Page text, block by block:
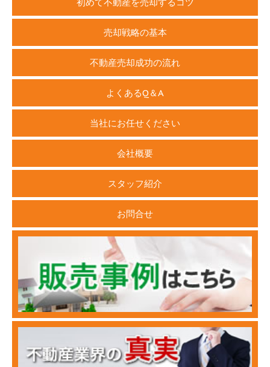
初めて不動産を売却するコツ
売却戦略の基本
不動産売却成功の流れ
よくあるQ＆A
当社にお任せください
会社概要
スタッフ紹介
お問合せ